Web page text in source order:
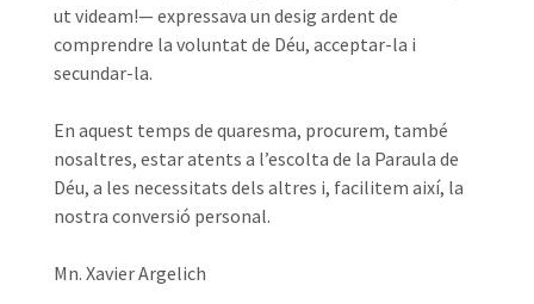
ut videam!— expressava un desig ardent de
comprendre la voluntat de Déu, acceptar-la i
secundar-la.
En aquest temps de quaresma, procurem, també
nosaltres, estar atents a l’escolta de la Paraula de
Déu, a les necessitats dels altres i, facilitem així, la
nostra conversió personal.
Mn. Xavier Argelich